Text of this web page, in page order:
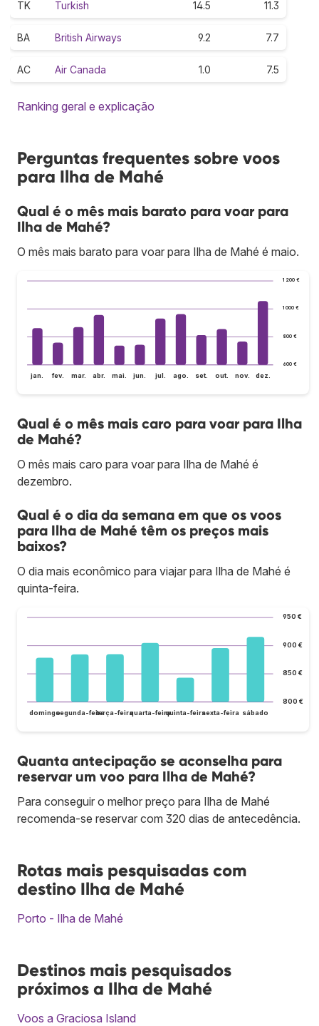
TK Turkish 14.5 11.3
BA British Airways 9.2 7.7
AC Air Canada 1.0 7.5
Ranking geral e explicação
Perguntas frequentes sobre voos
para Ilha de Mahé
Qual é o mês mais barato para voar para
Ilha de Mahé?
O mês mais barato para voar para Ilha de Mahé é maio.
600 €
800 €
1 000 €
1 200 €
jan. fev. mar. abr. mai. jun. jul. ago. set. out. nov. dez.
Qual é o mês mais caro para voar para Ilha
de Mahé?
O mês mais caro para voar para Ilha de Mahé é
dezembro.
Qual é o dia da semana em que os voos
para Ilha de Mahé têm os preços mais
baixos?
O dia mais econômico para viajar para Ilha de Mahé é
quinta-feira.
800 €
850 €
900 €
950 €
domingosegunda-feiraterça-feiraquarta-feiraquinta-feirasexta-feira sábado
Quanta antecipação se aconselha para
reservar um voo para Ilha de Mahé?
Para conseguir o melhor preço para Ilha de Mahé
recomenda-se reservar com 320 dias de antecedência.
Rotas mais pesquisadas com
destino Ilha de Mahé
Porto - Ilha de Mahé
Destinos mais pesquisados
próximos a Ilha de Mahé
Voos a Graciosa Island